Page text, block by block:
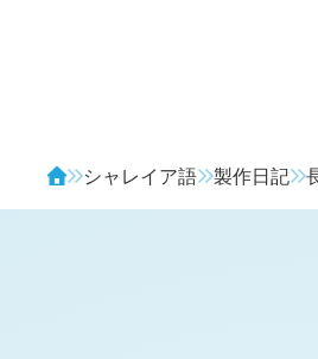
シャレイア語 製作日記